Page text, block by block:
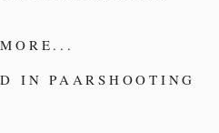
INPAARSHOOTING